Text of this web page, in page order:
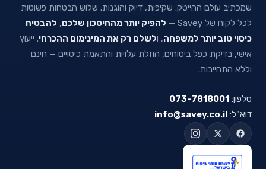
שמכתיב עולם ההייטק: שקיפות, דיוק והוגנות. שלוש הבטחות פשוטות
לכל לקוח של Savey —
להפיק יותר מהחיסכון שלכם, להבטיח
כיסוי טוב יותר למשפחה, ולשלם רק את המינימום ההכרחי. ייעוץ
אישי, בדיקת כפל ביטוחים, הוזלת עלויות והתאמת כיסויים — חינם
וללא התחייבות.
טלפון: 073-7818001
דוא"ל: info@savey.co.il